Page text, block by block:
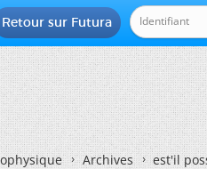
Retour sur Futura
Archives est'il